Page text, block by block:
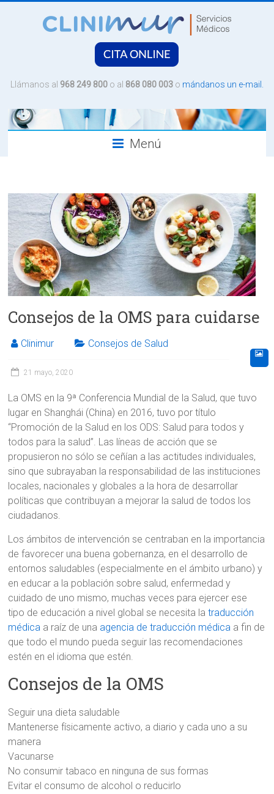
CLINIMUR
Médicos
Llámanos al 968 249 800o al 868 080 003o mándanos un e-mail.
Menú
Consejos de la OMS para cuidarse
Clinimur Consejos de Salud
21 mayo, 2020
La OMS en la 9ª Conferencia Mundial de la Salud, que tuvo
lugar en Shanghái (China) en 2016, tuvo por título
“Promoción de la Salud en los ODS: Salud para todos y
todos para la salud”. Las líneas de acción que se
propusieron no sólo se ceñían a las actitudes individuales,
sino que subrayaban la responsabilidad de las instituciones
locales, nacionales y globales a la hora de desarrollar
políticas que contribuyan a mejorar la salud de todos los
ciudadanos.
Los ámbitos de intervención se centraban en la importancia
de favorecer una buena gobernanza, en el desarrollo de
entornos saludables (especialmente en el ámbito urbano) y
en educar a la población sobre salud, enfermedad y
cuidado de uno mismo, muchas veces para ejercer ese
tipo de educación a nivel global se necesita latraducción
médica a raíz de una agencia de traducción médica a fin de
que todo el mundo pueda seguir las recomendaciones
estén en el idioma que estén.
Consejos de la OMS
Seguir una dieta saludable
Mantenerse físicamente activo, a diario y cada uno a su
manera
Vacunarse
No consumir tabaco en ninguna de sus formas
Evitar el consumo de alcohol o reducirlo